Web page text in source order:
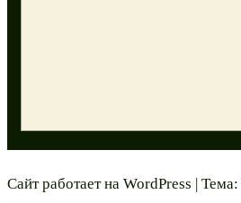
Сайт работает на WordPress | Тема: